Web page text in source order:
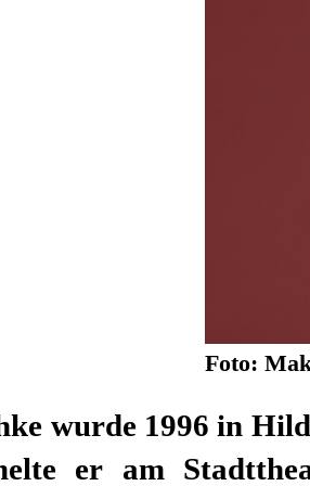
Foto:
wurde 1996 in
er am
in Wien
Studiums war er